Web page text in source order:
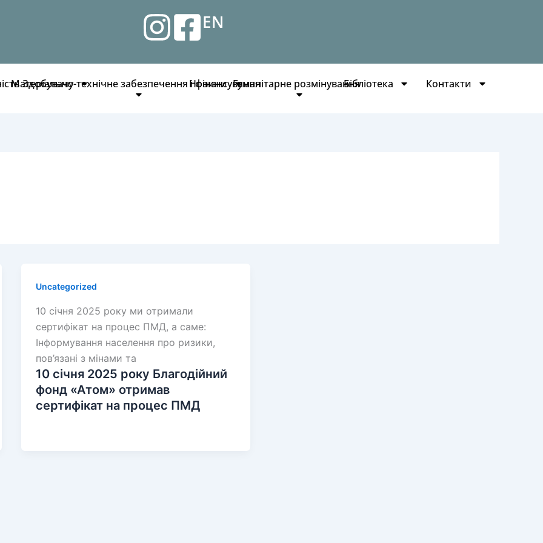
EN
Здобувачу
Матеріально-технічне забезпечення і фінансування
Новини Гуманітарне розмінуванняБібліотека Контакти
Uncategorized
10 січня 2025 року ми отримали
сертифікат на процес ПМД, а саме:
Інформування населення про ризики,
пов’язані з мінами та
10 січня 2025 року Благодійний
фонд «Атом» отримав
сертифікат на процес ПМД